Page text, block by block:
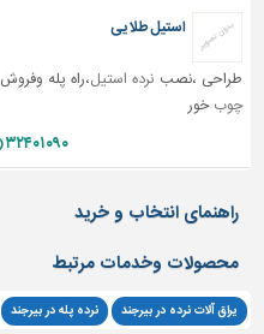
و
ماشین
و
ساخت
و
ساز
استیل طلایی
طراحی ،نصب نرده استیل،راه پله وفروش
چوب خور
۳۲۴۰۱۰۹۰ (۰۵۶)
راهنمای انتخاب و خرید
محصولات وخدمات مرتبط
یراق آلات نرده در بیرجند نرده پله در بیرجند